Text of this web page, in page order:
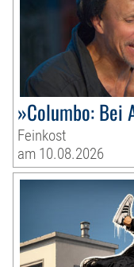
»Columbo: Bei
Feinkost
am 10.08.2026